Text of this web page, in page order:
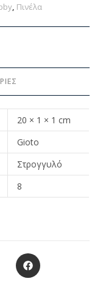
, Πινέλα
20 × 1 × 1 cm
Gioto
Στρογγυλό
8